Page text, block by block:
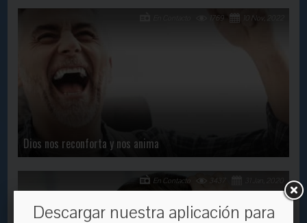
Dios nos reconforta y nos anima
10 Nov, 2022
1769
3437
En Contacto
Descargar nuestra aplicación para